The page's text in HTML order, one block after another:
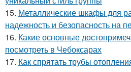
15. Металлические шкафы для
надежность и безопасность на
16. Какие основные
посмотреть в Чебоксарах
17. Как спрятать трубы